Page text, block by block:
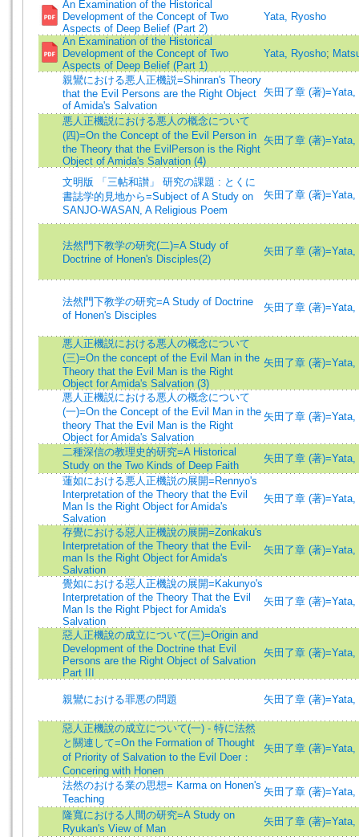
An Examination of the Historical
Development of the Concept of Two
Aspects of Deep Belief (Part 2)
Yata, Ryosho
An Examination of the Historical
Development of the Concept of Two
Aspects of Deep Belief (Part 1)
Yata, Ryosho;
親鸞における悪人正機説=Shinran's Theory
that the Evil Persons are the Right Object
of Amida's Salvation
矢田了章 (著
悪人正機説における悪人の概念について
(四)=On the Concept of the Evil Person in
the Theory that the EvilPerson is the Right
Object of Amida's Salvation (4)
矢田了章 (著
文明版 「三帖和讃」 研究の課題 : とくに
書誌学的見地から=Subject of A Study on
SANJO-WASAN, A Religious Poem
矢田了章 (著
法然門下教学の研究(二)=A Study of
Doctrine of Honen's Disciples(2)
矢田了章 (著
法然門下教学の研究=A Study of Doctrine
of Honen's Disciples
矢田了章 (著
悪人正機説における悪人の概念について
(三)=On the concept of the Evil Man in the
Theory that the Evil Man is the Right
Object for Amida's Salvation (3)
矢田了章 (著
悪人正機説における悪人の概念について
(一)=On the Concept of the Evil Man in the
theory That the Evil Man is the Right
Object for Amida's Salvation
矢田了章 (著
二種深信の教理史的研究=A Historical
Study on the Two Kinds of Deep Faith
矢田了章 (著
蓮如における悪人正機説の展開=Rennyo's
Interpretation of the Theory that the Evil
Man Is the Right Object for Amida's
Salvation
矢田了章 (著
存覺における惡人正機說の展開=Zonkaku's
Interpretation of the Theory that the Evil-
man Is the Right Object for Amida's
Salvation
矢田了章 (著
覺如における惡人正機說の展開=Kakunyo's
Interpretation of the Theory That the Evil
Man Is the Right Pbject for Amida's
Salvation
矢田了章 (著
惡人正機說の成立について(三)=Origin and
Development of the Doctrine that Evil
Persons are the Right Object of Salvation
Part III
矢田了章 (著
親鸞における罪悪の問題 矢田了章 (著
惡人正機說の成立について(一) - 特に法然
と關連して=On the Formation of Thought
of Priority of Salvation to the Evil Doer：
Concering with Honen
矢田了章 (著
法然のおける業の思想= Karma on Honen's
Teaching
矢田了章 (著
隆寬における人間の研究=A Study on
Ryukan's View of Man
矢田了章 (著